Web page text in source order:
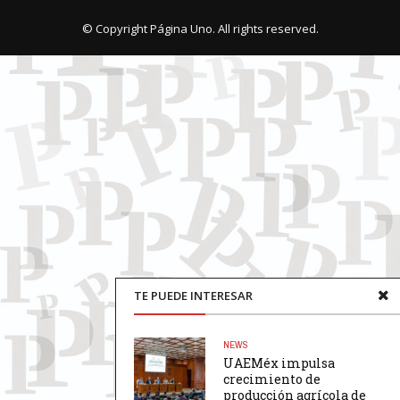
TE PUEDE INTERESAR
NEWS
UAEMéx impulsa
crecimiento de
producción agrícola de
© Copyright Página Uno. All rights reserved.